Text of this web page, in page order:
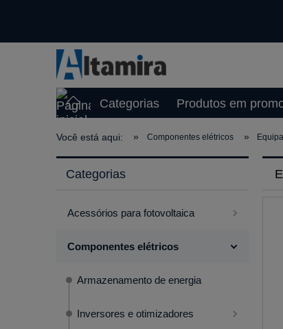
Categorias Produtos em
Você está aqui: » Componentes elétricos »
Categorias
Acessórios para fotovoltaica
Componentes elétricos
Armazenamento de energia
Inversores e otimizadores